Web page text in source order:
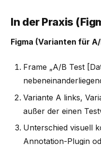
In der Praxis
Figma (Varianten für
Frame „A/B Test
Variante A links,
außer der einen
Unterschied visuell
Annotation-Plugin